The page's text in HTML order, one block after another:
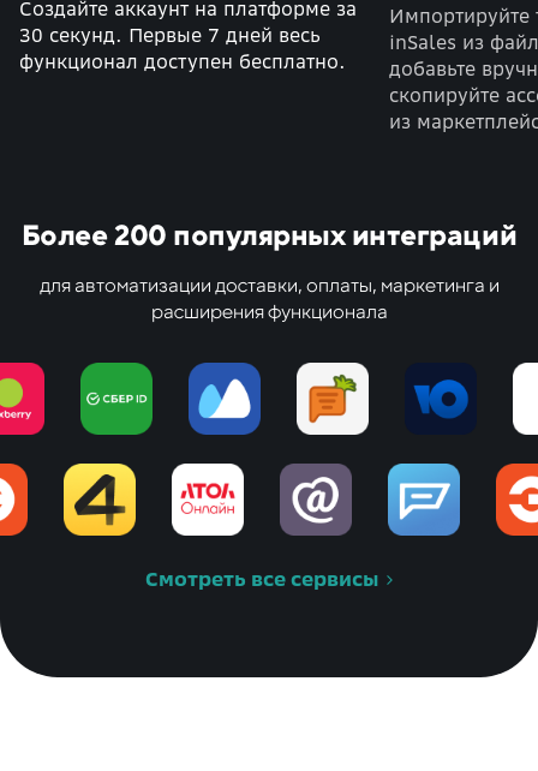
Создайте аккаунт на платформе за
30 секунд. Первые 7 дней весь
функционал доступен бесплатно.
Импортируйте
inSales из
добавьте
скопируйте
из
Более 200 популярных интеграций
для автоматизации доставки, оплаты, маркетинга и
расширения функционала
Смотреть все сервисы